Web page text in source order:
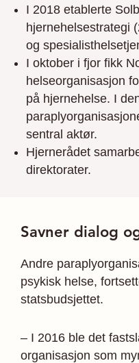
I 2018 etablerte
hjernehelsestrategi
og
I oktober i fjor fikk
helseorganisasjon
på hjernehelse. I
sentral aktør.
Hjernerådet
direktorater.
Savner dialog
Andre
psykisk helse,
statsbudsjettet.
– I 2016 ble det
organisasjon som